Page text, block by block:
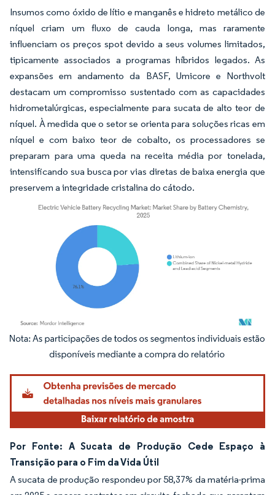
Insumos como óxido de lítio e manganês e hidreto metálico de
níquel criam um fluxo de cauda longa, mas raramente
influenciam os preços spot devido a seus volumes limitados,
tipicamente associados a programas híbridos legados. As
expansões em andamento da BASF, Umicore e Northvolt
destacam um compromisso sustentado com as capacidades
hidrometalúrgicas, especialmente para sucata de alto teor de
níquel. À medida que o setor se orienta para soluções ricas em
níquel e com baixo teor de cobalto, os processadores se
preparam para uma queda na receita média por tonelada,
intensificando sua busca por vias diretas de baixa energia que
preservem a integridade cristalina do cátodo.
Imagem © Mordor Intelligence. O reuso requer atribuição conforme CC BY 4.0.
Por Fonte: A Sucata de Produção Cede Espaço à
Transição para o Fim da Vida Útil
A sucata de produção respondeu por 58,37% da matéria-prima